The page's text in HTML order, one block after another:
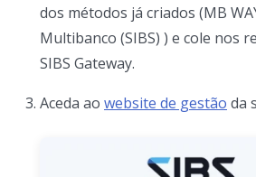
dos métodos já criados (MB
Multibanco (SIBS) ) e cole nos
SIBS Gateway.
Aceda ao website de gestão da